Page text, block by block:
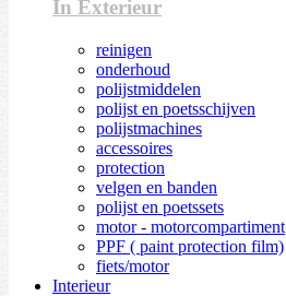
In Exterieur
reinigen
onderhoud
polijstmiddelen
polijst en poetsschijven
polijstmachines
accessoires
protection
velgen en banden
polijst en poetssets
motor - motorcompartiment
PPF ( paint protection film)
fiets/motor
Interieur